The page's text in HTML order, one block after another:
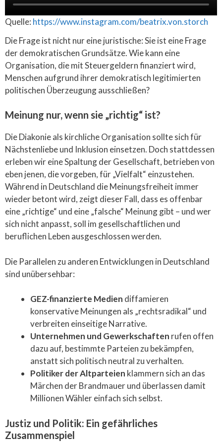
Quelle: https://www.instagram.com/beatrix.von.storch
Die Frage ist nicht nur eine juristische: Sie ist eine Frage
der demokratischen Grundsätze. Wie kann eine
Organisation, die mit Steuergeldern finanziert wird,
Menschen aufgrund ihrer demokratisch legitimierten
politischen Überzeugung ausschließen?
Meinung nur, wenn sie „richtig“ ist?
Die Diakonie als kirchliche Organisation sollte sich für
Nächstenliebe und Inklusion einsetzen. Doch stattdessen
erleben wir eine Spaltung der Gesellschaft, betrieben von
eben jenen, die vorgeben, für „Vielfalt“ einzustehen.
Während in Deutschland die Meinungsfreiheit immer
wieder betont wird, zeigt dieser Fall, dass es offenbar
eine „richtige“ und eine „falsche“ Meinung gibt – und wer
sich nicht anpasst, soll im gesellschaftlichen und
beruflichen Leben ausgeschlossen werden.
Die Parallelen zu anderen Entwicklungen in Deutschland
sind unübersehbar:
GEZ-finanzierte Medien diffamieren
konservative Meinungen als „rechtsradikal“ und
verbreiten einseitige Narrative.
Unternehmen und Gewerkschaften rufen offen
dazu auf, bestimmte Parteien zu bekämpfen,
anstatt sich politisch neutral zu verhalten.
Politiker der Altparteien klammern sich an das
Märchen der Brandmauer und überlassen damit
Millionen Wähler einfach sich selbst.
Justiz und Politik: Ein gefährliches
Zusammenspiel